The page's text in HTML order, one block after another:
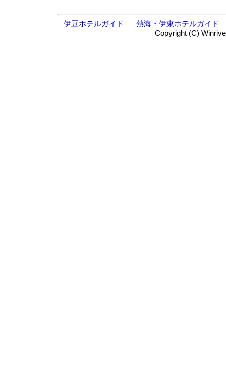
伊豆ホテルガイド
熱海・伊東ホテルガイド
Copyright (C)